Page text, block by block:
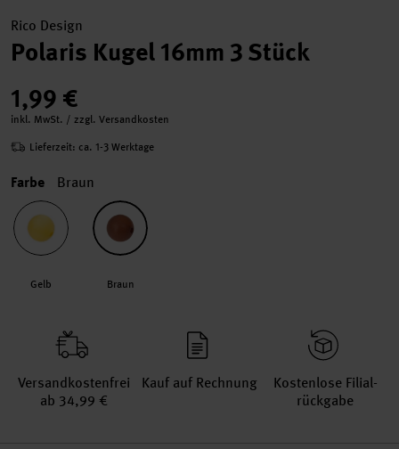
Rico Design
Polaris Kugel 16mm 3 Stück
1,99 €
inkl. MwSt. / zzgl. Versandkosten
Lieferzeit: ca. 1-3 Werktage
Farbe Braun
Gelb Braun
Versand­kosten­frei
ab 34,99 €
Kauf auf Rechnung
Kosten­lose Filial­
rückgabe